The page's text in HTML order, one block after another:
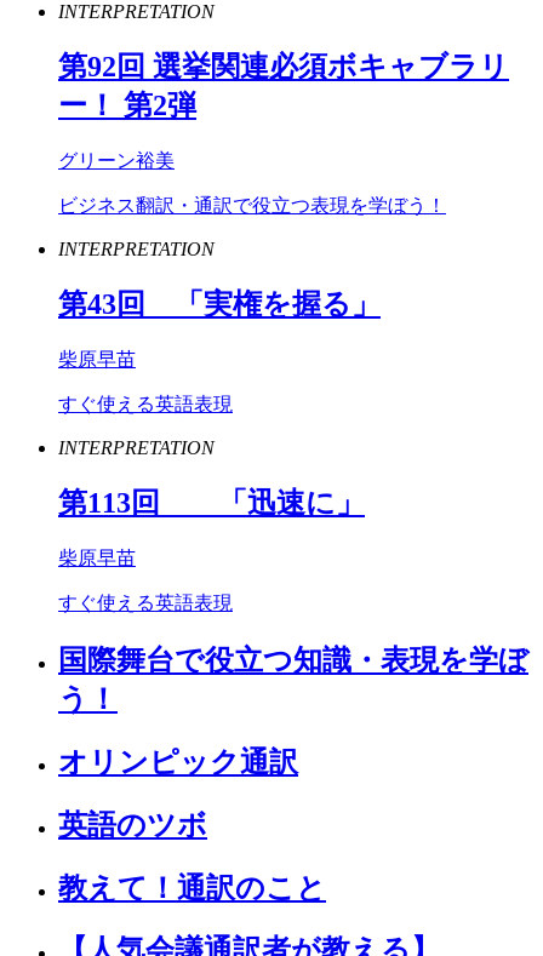
INTERPRETATION
第92回 選挙関連必須ボキャブラリ
ー！ 第2弾
グリーン裕美
ビジネス翻訳・通訳で役立つ表現を学ぼう！
INTERPRETATION
第43回 「実権を握る」
柴原早苗
すぐ使える英語表現
INTERPRETATION
第113回 「迅速に」
柴原早苗
すぐ使える英語表現
国際舞台で役立つ知識・表現を学ぼ
う！
オリンピック通訳
英語のツボ
教えて！通訳のこと